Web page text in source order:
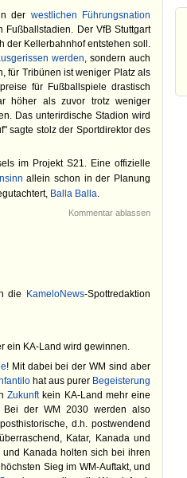
der westlichen Führungsnation
Fußballstadien. Der VfB Stuttgart
der Kellerbahnhof entstehen soll.
werden, sondern auch
für Tribünen ist weniger Platz als
für Fußballspiele drastisch
höher als zuvor trotz weniger
Das unterirdische Stadion wird
sagte stolz der Sportdirektor des
im Projekt S21. Eine offizielle
allein schon in der Planung
Balla Balla.
Kommentar ablassen
die KameloNews-Spottredaktion
ein KA-Land wird gewinnen.
! Mit dabei bei der WM sind aber
hat aus purer Begeisterung
Zukunftkein KA-Land mehr eine
Bei der WM 2030 werden also
d.h. postwendend
Katar, Kanada und
Kanada holten sich bei ihren
Sieg im WM-Auftakt, und